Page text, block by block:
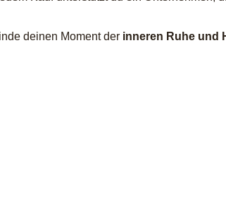
deinen Moment der inneren Ruhe und